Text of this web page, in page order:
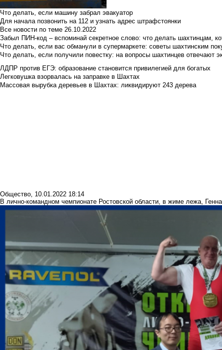
Что делать, если машину забрал эвакуатор
Для начала позвонить на 112 и узнать адрес штрафстоянки
Все новости по теме 26.10.2022
Забыл ПИН-код – вспоминай секретное слово: что делать шахтинцам,
Что делать, если вас обманули в супермаркете: советы шахтинским
Что делать, если получили повестку: на вопросы шахтинцев отвечают
ЛДПР против ЕГЭ: образование становится привилегией для богатых
Легковушка взорвалась на заправке в Шахтах
Массовая вырубка деревьев в Шахтах: ликвидируют 243 дерева
Общество, 10.01.2022 18:14
В лично-командном чемпионате Ростовской области, в жиме лежа,